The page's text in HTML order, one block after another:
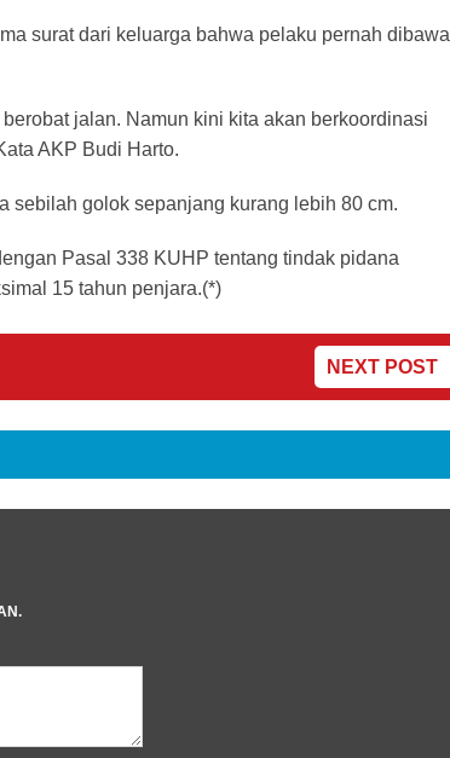
surat dari keluarga bahwa pelaku pernah dibawa
jalan. Namun kini kita akan berkoordinasi
AKP Budi Harto.
sebilah golok sepanjang kurang lebih 80 cm.
Pasal 338 KUHP tentang tindak pidana
15 tahun penjara.(*)
NEXT POST